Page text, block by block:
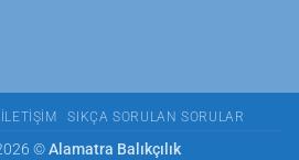
İLETIŞIM SIKÇA SORULAN SORULAR
©Alamatra Balıkçılık